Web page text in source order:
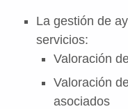
La gestión de
servicios:
Valoración
Valoración
asociados